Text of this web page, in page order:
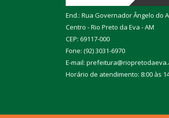
End.: Rua Governador Ângelo do
Centro - Rio Preto da Eva - AM
CEP: 69117-000
Fone: (92) 3031-6970
E-mail:
Horário de atendimento: 8:00 às